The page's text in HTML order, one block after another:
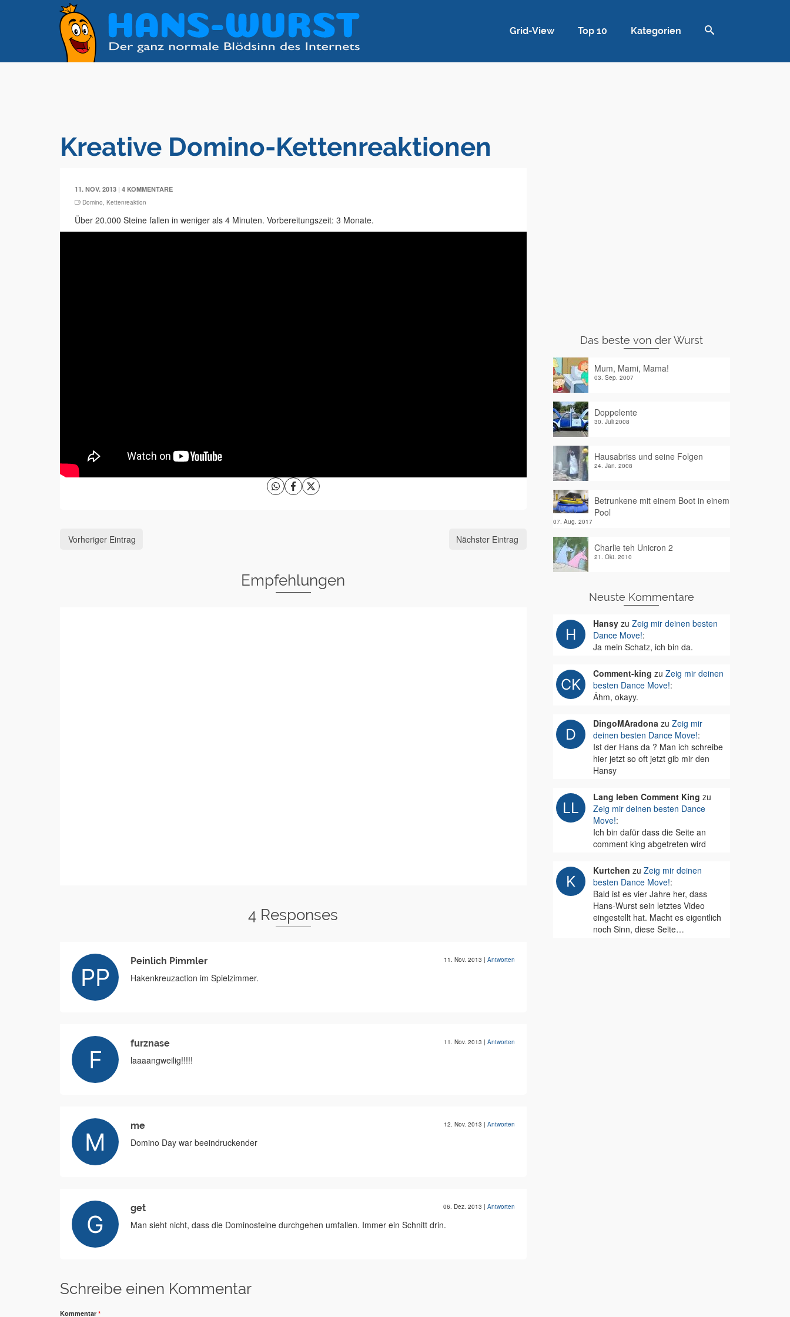
Grid-View Top 10 Kategorien
Kreative Domino-Kettenreaktionen
11. NOV. 2013 | 4 KOMMENTARE
Domino, Kettenreaktion
Über 20.000 Steine fallen in weniger als 4 Minuten. Vorbereitungszeit: 3 Monate.
Vorheriger Eintrag Nächster Eintrag
Empfehlungen
4 Responses
Peinlich Pimmler 11. Nov. 2013 | Antworten
Hakenkreuzaction im Spielzimmer.
furznase 11. Nov. 2013 | Antworten
laaaangweilig!!!!!
me 12. Nov. 2013 | Antworten
Domino Day war beeindruckender
get 06. Dez. 2013 | Antworten
Man sieht nicht, dass die Dominosteine durchgehen umfallen. Immer ein Schnitt drin.
Schreibe einen Kommentar
Kommentar *
Das beste von der Wurst
Mum, Mami, Mama!
03. Sep. 2007
Doppelente
30. Juli 2008
Hausabriss und seine Folgen
24. Jan. 2008
Betrunkene mit einem Boot in einem
Pool
07. Aug. 2017
Charlie teh Unicron 2
21. Okt. 2010
Neuste Kommentare
Hansyzu Zeig mir deinen besten
Dance Move!:
Ja mein Schatz, ich bin da.
Comment-king zu Zeig mir deinen
besten Dance Move!:
Ähm, okayy.
DingoMAradonazu Zeig mir
deinen besten Dance Move!:
Ist der Hans da ? Man ich schreibe
hier jetzt so oft jetzt gib mir den
Hansy
Lang leben Comment King zu
Zeig mir deinen besten Dance
Move!:
Ich bin dafür dass die Seite an
comment king abgetreten wird
Kurtchen zu Zeig mir deinen
besten Dance Move!:
Bald ist es vier Jahre her, dass
Hans-Wurst sein letztes Video
eingestellt hat. Macht es eigentlich
noch Sinn, diese Seite…